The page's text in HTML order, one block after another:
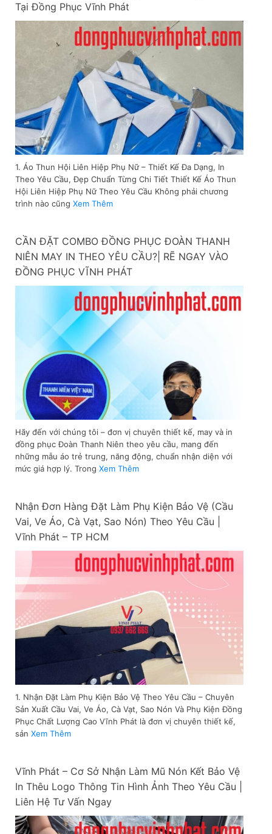
Tại Đồng Phục Vĩnh Phát
1. Áo Thun Hội Liên Hiệp Phụ Nữ – Thiết Kế Đa Dạng, In
Theo Yêu Cầu, Đẹp Chuẩn Từng Chi Tiết Thiết Kế Áo Thun
Hội Liên Hiệp Phụ Nữ Theo Yêu Cầu Không phải chương
trình nào cũng Xem Thêm
CẦN ĐẶT COMBO ĐỒNG PHỤC ĐOÀN THANH
NIÊN MAY IN THEO YÊU CẦU?| RẼ NGAY VÀO
ĐỒNG PHỤC VĨNH PHÁT
Hãy đến với chúng tôi – đơn vị chuyên thiết kế, may và in
đồng phục Đoàn Thanh Niên theo yêu cầu, mang đến
những mẫu áo trẻ trung, năng động, chuẩn nhận diện với
mức giá hợp lý. Trong Xem Thêm
Nhận Đơn Hàng Đặt Làm Phụ Kiện Bảo Vệ (Cầu
Vai, Ve Áo, Cà Vạt, Sao Nón) Theo Yêu Cầu |
Vĩnh Phát – TP HCM
1. Nhận Đặt Làm Phụ Kiện Bảo Vệ Theo Yêu Cầu – Chuyên
Sản Xuất Cầu Vai, Ve Áo, Cà Vạt, Sao Nón Và Phụ Kiện Đồng
Phục Chất Lượng Cao Vĩnh Phát là đơn vị chuyên thiết kế,
sản Xem Thêm
Vĩnh Phát – Cơ Sở Nhận Làm Mũ Nón Kết Bảo Vệ
In Thêu Logo Thông Tin Hình Ảnh Theo Yêu Cầu |
Liên Hệ Tư Vấn Ngay